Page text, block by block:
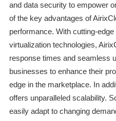
and data security to empower
of the key advantages of
performance. With cutting-
virtualization technologies,
response times and seamless
businesses to enhance their
edge in the marketplace. In
offers unparalleled scalability.
easily adapt to changing